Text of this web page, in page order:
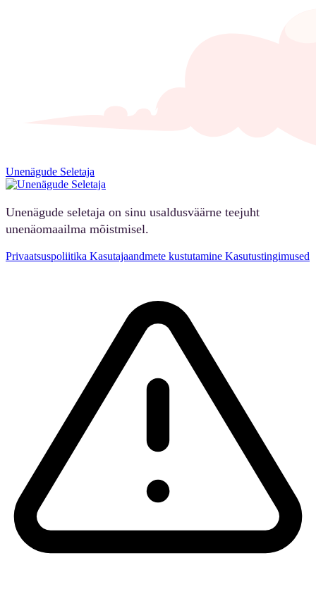
Unenägude Seletaja
Unenägude seletaja on sinu usaldusväärne teejuht
unenäomaailma mõistmisel.
Privaatsuspoliitika Kasutajaandmete kustutamine Kasutustingimused